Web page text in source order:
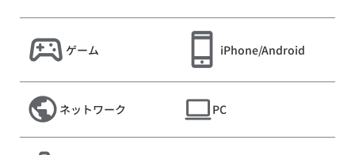
ゲーム iPhone/Android
ネットワーク PC